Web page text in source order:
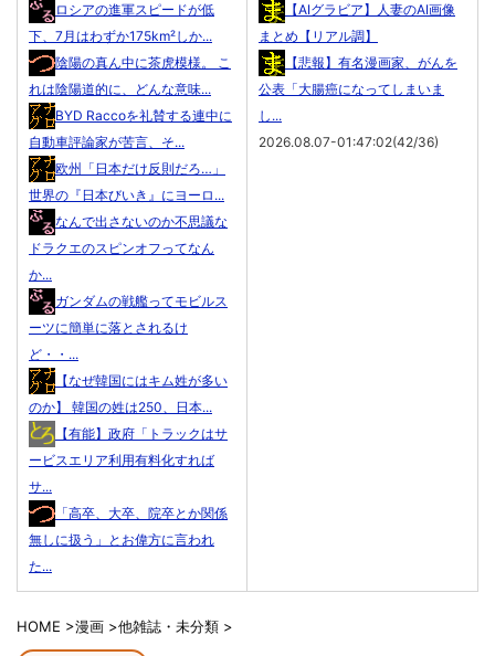
ロシアの進軍スピードが低
下、7月はわずか175km²しか...
陰陽の真ん中に茶虎模様。 こ
れは陰陽道的に、どんな意味...
BYD Raccoを礼賛する連中に
自動車評論家が苦言、そ...
欧州「日本だけ反則だろ…」
世界の『日本びいき』にヨーロ...
なんで出さないのか不思議な
ドラクエのスピンオフってなん
か...
ガンダムの戦艦ってモビルス
ーツに簡単に落とされるけ
ど・・...
【なぜ韓国にはキム姓が多い
のか】 韓国の姓は250、日本...
【有能】政府「トラックはサ
ービスエリア利用有料化すれば
サ...
「高卒、大卒、院卒とか関係
無しに扱う」とお偉方に言われ
た...
【AIグラビア】人妻のAI画像
まとめ【リアル調】
【悲報】有名漫画家、がんを
公表「大腸癌になってしまいま
し...
2026.08.07-01:47:02(42/36)
HOME >漫画 >他雑誌・未分類 >